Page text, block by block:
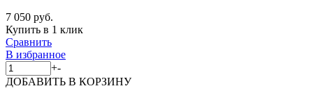
7 050 руб.
Купить в 1 клик
Сравнить
В избранное
+-
ДОБАВИТЬ В КОРЗИНУ